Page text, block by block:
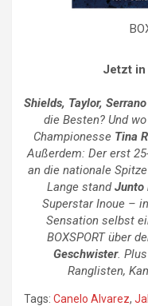
Jetzt in
Shields, Taylor, Serrano
die Besten? Und
Championesse Tina
Außerdem: Der erst
an die nationale
Lange standJunto
Superstar Inoue –
Sensation selbst
BOXSPORT über
Geschwister.
Ranglisten,
Tags: Canelo Alvarez,